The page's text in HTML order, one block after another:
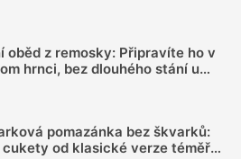
oběd z remosky: Připravíte ho v
hrnci, bez dlouhého stání u
pomazánka bez škvarků:
cukety od klasické verze téměř